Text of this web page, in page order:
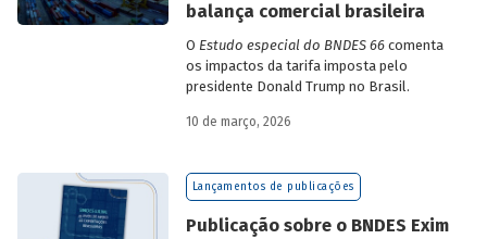
balança comercial brasileira
O Estudo especial do BNDES 66comenta
os impactos da tarifa imposta pelo
presidente Donald Trump no Brasil.
10 de março, 2026
Lançamentos de publicações
Publicação sobre o BNDES Exim